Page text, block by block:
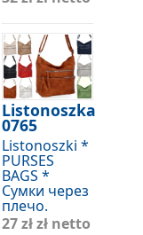
Listonoszka
0765
Listonoszki *
PURSES
BAGS *
Сумки через
плечо.
27 złzł netto